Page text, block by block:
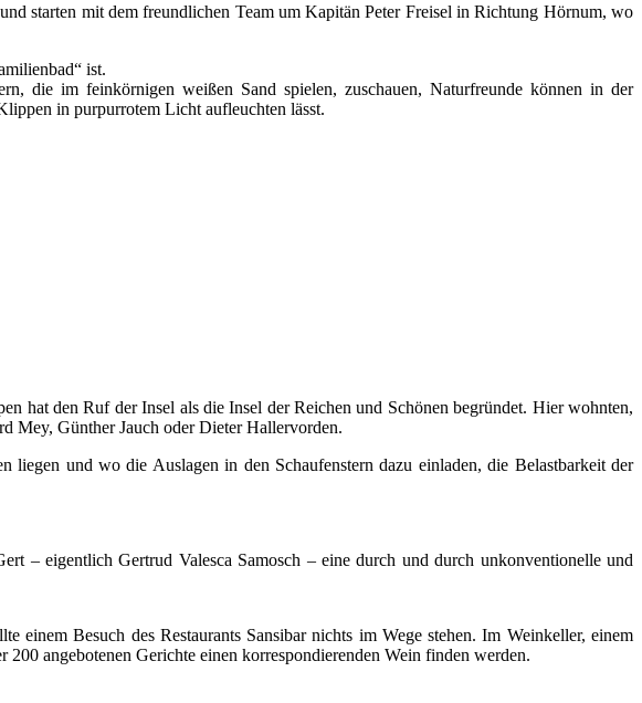
starten mit dem freundlichen Team um Kapitän Peter Freisel in Richtung Hörnum, wo
ist.
die im feinkörnigen weißen Sand spielen, zuschauen, Naturfreunde können in der
in purpurrotem Licht aufleuchten lässt.
hat den Ruf der Insel als die Insel der Reichen und Schönen begründet. Hier wohnten,
Mey, Günther Jauch oder Dieter Hallervorden.
und wo die Auslagen in den Schaufenstern dazu einladen, die Belastbarkeit der
– eigentlich Gertrud Valesca Samosch – eine durch und durch unkonventionelle und
einem Besuch des Restaurants Sansibar nichts im Wege stehen. Im Weinkeller, einem
angebotenen Gerichte einen korrespondierenden Wein finden werden.